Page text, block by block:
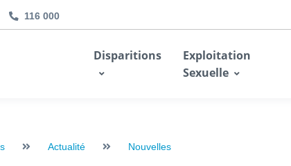
116 000
Disparitions
Exploitation
Sexuelle
Actualité Nouvelles